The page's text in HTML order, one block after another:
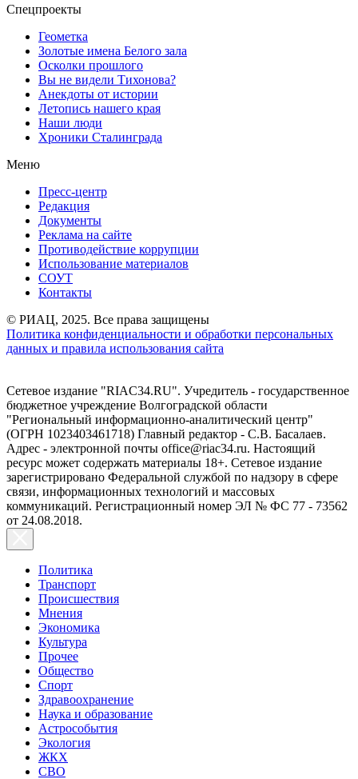
Спецпроекты
Геометка
Золотые имена Белого зала
Осколки прошлого
Вы не видели Тихонова?
Анекдоты от истории
Летопись нашего края
Наши люди
Хроники Сталинграда
Меню
Пресс-центр
Редакция
Документы
Реклама на сайте
Противодействие коррупции
Использование материалов
СОУТ
Контакты
© РИАЦ, 2025. Все права защищены
Политика конфиденциальности и обработки персональных
данных и правила использования сайта
Сетевое издание "RIAC34.RU". Учредитель - государственное
бюджетное учреждение Волгоградской области
"Региональный информационно-аналитический центр"
(ОГРН 1023403461718) Главный редактор - С.В. Басалаев.
Адрес - электронной почты office@riac34.ru. Настоящий
ресурс может содержать материалы 18+. Сетевое издание
зарегистрировано Федеральной службой по надзору в сфере
связи, информационных технологий и массовых
коммуникаций. Регистрационный номер ЭЛ № ФС 77 - 73562
от 24.08.2018.
Политика
Транспорт
Происшествия
Мнения
Экономика
Культура
Прочее
Общество
Спорт
Здравоохранение
Наука и образование
Астрособытия
Экология
ЖКХ
СВО